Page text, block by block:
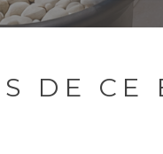
DE CE